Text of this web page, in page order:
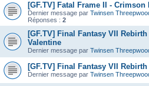
[GF.TV] Fatal Frame II -
Dernier message par Twinsen
Réponses : 2
[GF.TV] Final Fantasy VII
Valentine
Dernier message par Twinsen
[GF.TV] Final Fantasy VII
Dernier message par Twinsen